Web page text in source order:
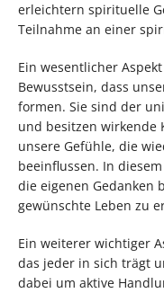
erleichtern spirituelle
Teilnahme an einer
Ein wesentlicher
Bewusstsein, dass
formen. Sie sind der
und besitzen wirkende
unsere Gefühle, die
beeinflussen. In
die eigenen Gedanken
gewünschte Leben zu
Ein weiterer wichtiger
das jeder in sich trägt
dabei um aktive